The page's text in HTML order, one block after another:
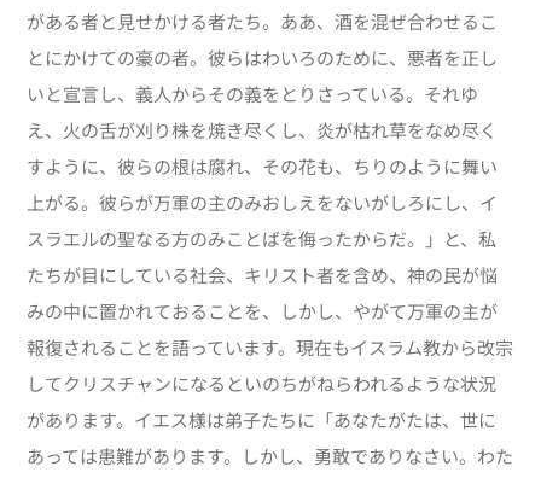
がある者と見せかける者たち。ああ、酒を混ぜ合わせるこ
とにかけての豪の者。彼らはわいろのために、悪者を正し
いと宣言し、義人からその義をとりさっている。それゆ
え、火の舌が刈り株を焼き尽くし、炎が枯れ草をなめ尽く
すように、彼らの根は腐れ、その花も、ちりのように舞い
上がる。彼らが万軍の主のみおしえをないがしろにし、イ
スラエルの聖なる方のみことばを侮ったからだ。」と、私
たちが目にしている社会、キリスト者を含め、神の民が悩
みの中に置かれておることを、しかし、やがて万軍の主が
報復されることを語っています。現在もイスラム教から改宗
してクリスチャンになるといのちがねらわれるような状況
があります。イエス様は弟子たちに「あなたがたは、世に
あっては患難があります。しかし、勇敢でありなさい。わた